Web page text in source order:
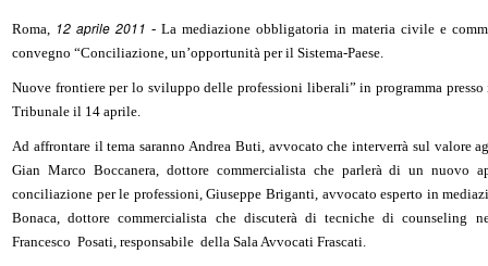
Roma, 12 aprile 2011 - La mediazione obbligatoria in materia civile e
convegno “Conciliazione, un’opportunità per il Sistema-Paese.
Nuove frontiere per lo sviluppo delle professioni liberali” in programma
Tribunale il 14 aprile.
Ad affrontare il tema saranno Andrea Buti, avvocato che interverrà sul valore
Gian Marco Boccanera, dottore commercialista che parlerà di un nuovo
conciliazione per le professioni, Giuseppe Briganti, avvocato esperto in
Bonaca, dottore commercialista che discuterà di tecniche di counseling
Francesco Posati, responsabile della Sala Avvocati Frascati.